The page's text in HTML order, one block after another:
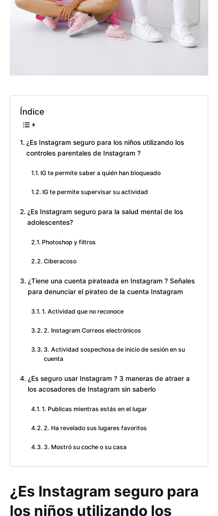
Índice
¿Es Instagram seguro para los niños utilizando los
controles parentales de Instagram ?
IG te permite saber a quién han bloqueado
IG te permite supervisar su actividad
¿Es Instagram seguro para la salud mental de los
adolescentes?
Photoshop y filtros
Ciberacoso
¿Tiene una cuenta pirateada en Instagram ? Señales
para denunciar el pirateo de la cuenta Instagram
1. Actividad que no reconoce
2. Instagram Correos electrónicos
3. Actividad sospechosa de inicio de sesión en su
cuenta
¿Es seguro usar Instagram ? 3 maneras de atraer a
los acosadores de Instagram sin saberlo
1. Publicas mientras estás en el lugar
2. Ha revelado sus lugares favoritos
3. Mostró su coche o su casa
¿Es Instagram seguro para
los niños utilizando los